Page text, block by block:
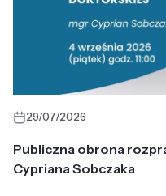
29/07/2026
Publiczna obrona
Cypriana Sobczaka